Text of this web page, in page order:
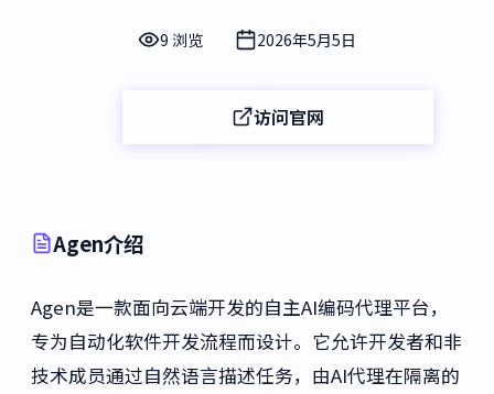
9 浏览 2026年5月5日
访问官网
Agen介绍
Agen是一款面向云端开发的自主AI编码代理平台，
专为自动化软件开发流程而设计。它允许开发者和非
技术成员通过自然语言描述任务，由AI代理在隔离的